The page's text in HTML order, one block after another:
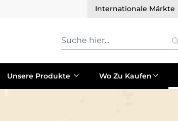
Internationale Märkte
Unsere Produkte Wo Zu Kaufen